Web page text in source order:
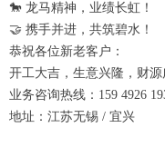
🐎 龙马精神，业绩长虹！
🤝 携手并进，共筑碧水！
恭祝各位新老客户：
开工大吉，生意兴隆，财源
业务咨询热线：159 4926
地址：江苏无锡 / 宜兴